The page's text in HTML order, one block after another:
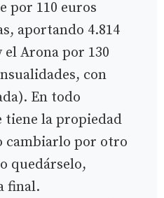
por 110 euros
aportando 4.814
Arona por 130
con
En todo
la propiedad
cambiarlo por otro
quedárselo,
final.